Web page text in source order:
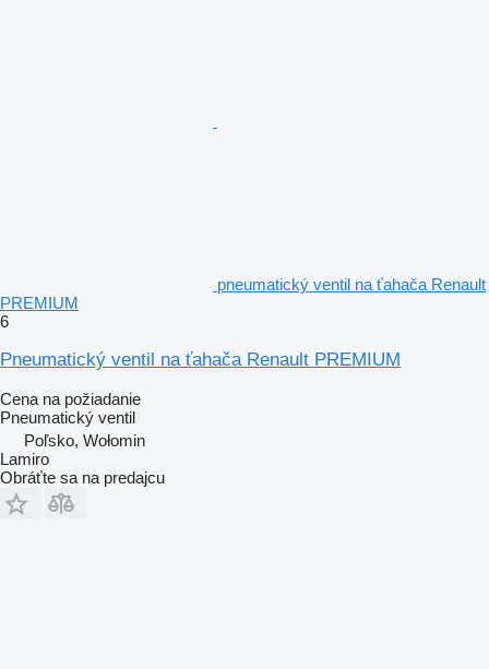
pneumatický ventil na ťahača Renault
PREMIUM
6
Pneumatický ventil na ťahača Renault PREMIUM
Cena na požiadanie
Pneumatický ventil
Poľsko, Wołomin
Lamiro
Obráťte sa na predajcu